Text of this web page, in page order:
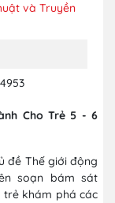
và Truyền
Cho Trẻ 5 - 6
đề Thế giới động
soạn bám sát
trẻ khám phá các